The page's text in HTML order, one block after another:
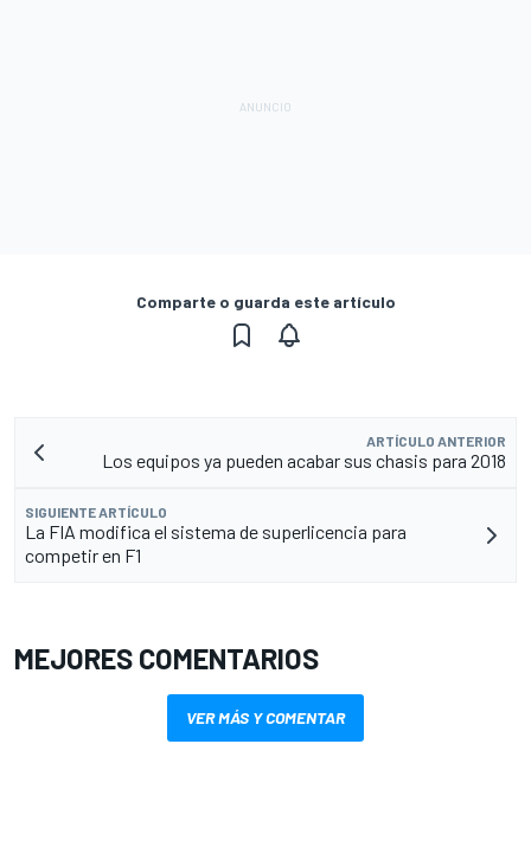
Comparte o guarda este artículo
ARTÍCULO ANTERIOR
Los equipos ya pueden acabar sus chasis para 2018
SIGUIENTE ARTÍCULO
La FIA modifica el sistema de superlicencia para
competir en F1
MEJORES COMENTARIOS
VER MÁS Y COMENTAR